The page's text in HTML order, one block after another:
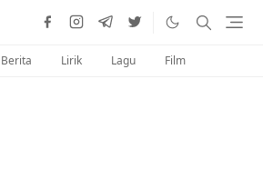
Berita Lirik Lagu Film